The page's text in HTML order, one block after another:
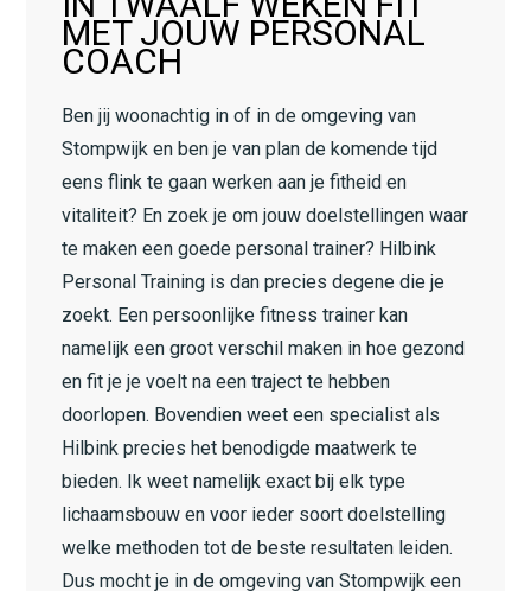
MET JOUW PERSONAL
COACH
Ben jij woonachtig in of in de omgeving van
Stompwijk en ben je van plan de komende tijd
eens flink te gaan werken aan je fitheid en
vitaliteit? En zoek je om jouw doelstellingen waar
te maken een goede personal trainer? Hilbink
Personal Training is dan precies degene die je
zoekt. Een persoonlijke fitness trainer kan
namelijk een groot verschil maken in hoe gezond
en fit je je voelt na een traject te hebben
doorlopen. Bovendien weet een specialist als
Hilbink precies het benodigde maatwerk te
bieden. Ik weet namelijk exact bij elk type
lichaamsbouw en voor ieder soort doelstelling
welke methoden tot de beste resultaten leiden.
Dus mocht je in de omgeving van Stompwijk een